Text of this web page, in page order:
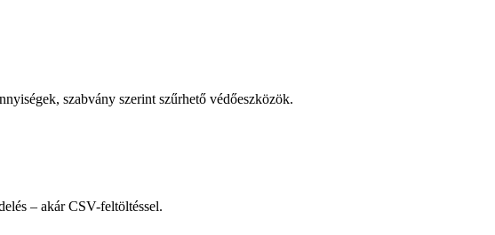
szabvány szerint szűrhető védőeszközök.
– akár CSV-feltöltéssel.